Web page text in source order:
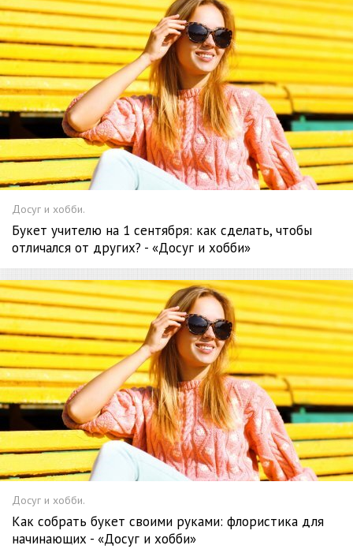
Досуг и хобби.
Букет учителю на 1 сентября: как сделать, чтобы
отличался от других? - «Досуг и хобби»
Досуг и хобби.
Как собрать букет своими руками: флористика для
начинающих - «Досуг и хобби»